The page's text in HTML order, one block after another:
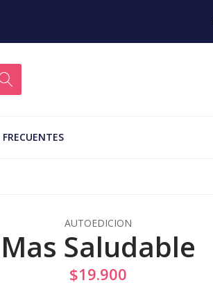
AUTOEDICION
Mas Saludable
$19.900